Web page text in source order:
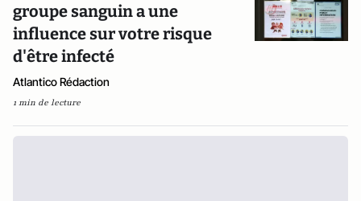
groupe sanguin a une
influence sur votre risque
d'être infecté
Atlantico Rédaction
1 min de lecture